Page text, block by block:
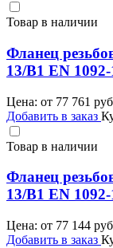
Товар в наличии
Фланец
13/B1 EN 1092-
Цена: от 77 761
Добавить в заказ
Товар в наличии
Фланец
13/B1 EN 1092-
Цена: от 77 144
Добавить в заказ